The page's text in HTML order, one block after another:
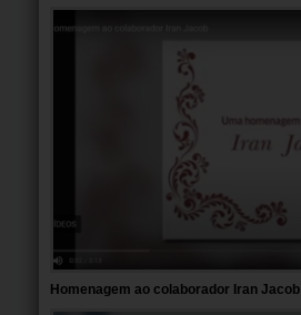
Homenagem ao colaborador Iran Jacob